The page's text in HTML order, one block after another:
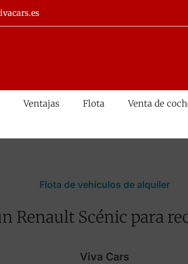
Ventajas Flota Venta de
Flota de vehículos de alquiler
Renault Scénic para
Viva Cars